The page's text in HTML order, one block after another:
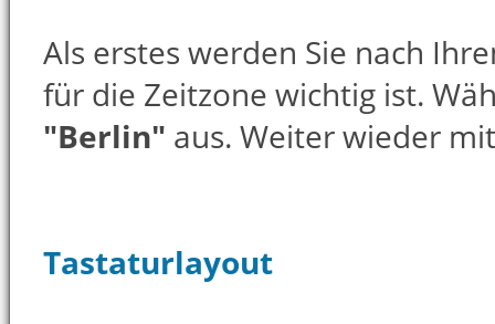
Als erstes werden Sie nach
für die Zeitzone wichtig ist.
"Berlin" aus. Weiter wieder
Tastaturlayout